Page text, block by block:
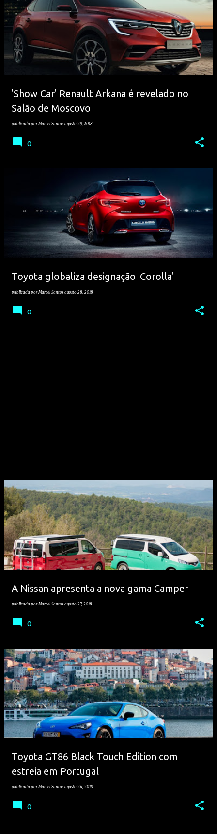
'Show Car' Renault Arkana é revelado no
Salão de Moscovo
publicada porMarcel Santos agosto 29, 2018
0
Toyota globaliza designação 'Corolla'
publicada porMarcel Santos agosto 28, 2018
0
A Nissan apresenta a nova gama Camper
publicada porMarcel Santos agosto 27, 2018
0
Toyota GT86 Black Touch Edition com
estreia em Portugal
publicada porMarcel Santos agosto 24, 2018
0